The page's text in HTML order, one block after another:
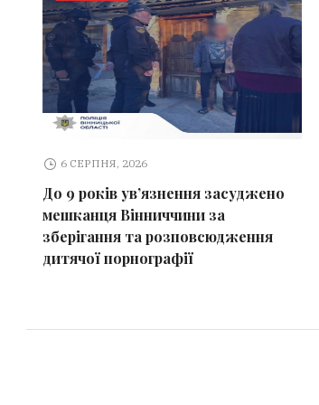
6 СЕРПНЯ, 2026
До 9 років ув’язнення засуджено
мешканця Вінниччини за
зберігання та розповсюдження
дитячої порнографії